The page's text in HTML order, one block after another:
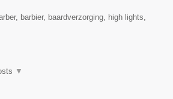
barbier, baardverzorging, high lights,
▼